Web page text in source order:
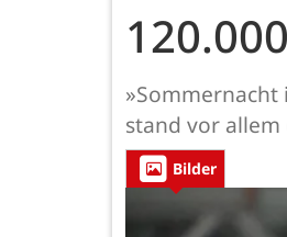
»Sommernacht
stand vor
Bilder